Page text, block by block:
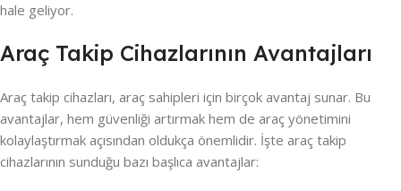
hale geliyor.
Araç Takip Cihazlarının Avantajları
Araç takip cihazları, araç sahipleri için birçok avantaj sunar. Bu
avantajlar, hem güvenliği artırmak hem de araç yönetimini
kolaylaştırmak açısından oldukça önemlidir. İşte araç takip
cihazlarının sunduğu bazı başlıca avantajlar: